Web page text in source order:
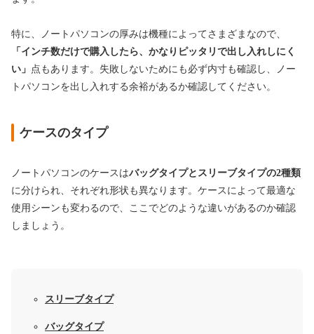
特に、ノートパソコンの厚みは機種によってさまざまなので、
「インチ数だけで購入したら、かなりピッタリで出し入れしにく
い」 点もあります。失敗しないためにも必ず内寸も確認し、ノー
トパソコンを出し入れする余裕があるか確認してください。
ケースのタイプ
ノートパソコンのケースはバッグタイプとスリーブタイプの2種類
に分けられ、それぞれ形状も異なります。ケースによって最適な
使用シーンも変わるので、ここでどのような違いがあるのか確認
しましょう。
スリーブタイプ
バッグタイプ